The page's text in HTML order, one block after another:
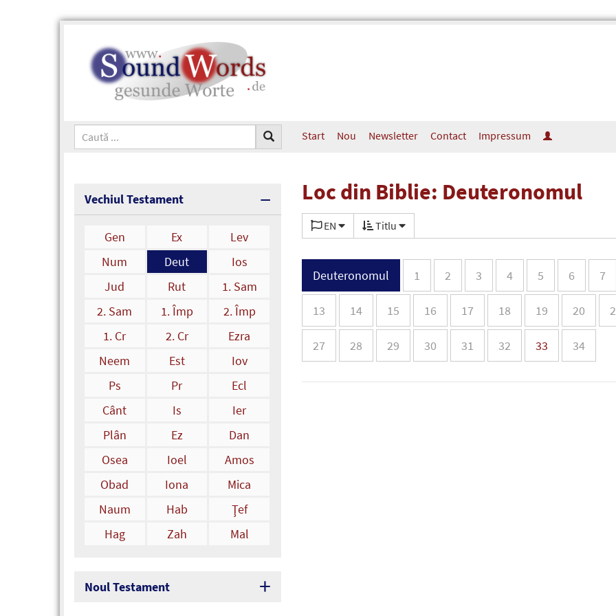
Start Nou Newsletter Contact Impressum
Vechiul Testament
Gen Ex
Lev
Num
Deut
Ios
Jud
Rut
1. Sam
2. Sam
1. Împ
2. Împ
1. Cr
2. Cr
Ezra
Neem
Est
Iov
Ps
Pr
Ecl
Cânt
Is
Ier
Plân
Ez
Dan
Osea
Ioel
Amos
Obad
Iona
Mica
Naum
Hab
Ţef
Hag
Zah Mal
Noul Testament
Loc din Biblie: Deuteronomul
EN Titlu
Deuteronomul 1 2 3 4 5 6 7
13 14 15 16 17 18 19 20
27 28 29 30 31 32 33 34